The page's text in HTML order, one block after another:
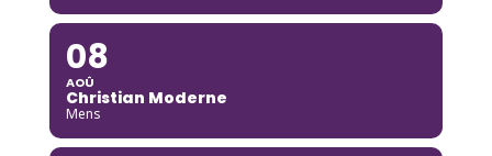
08
AOÛ
Christian Moderne
Mens